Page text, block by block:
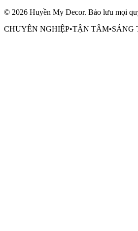
© 2026 Huyền My Decor. Bảo lưu mọi
CHUYÊN NGHIỆP•TẬN TÂM•SÁNG